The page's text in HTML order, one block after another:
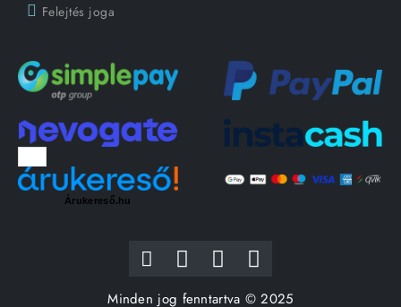
Felejtés joga
Árukereső.hu
Minden jog fenntartva © 2025